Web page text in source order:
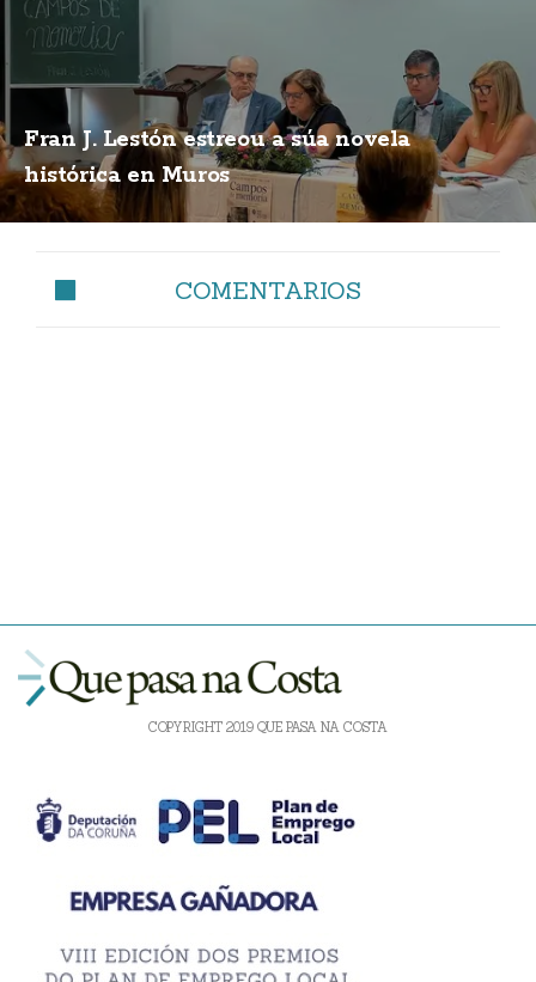
Fran J. Lestón estreou a súa novela
histórica en Muros
COMENTARIOS
COPYRIGHT 2019 QUE PASA NA COSTA